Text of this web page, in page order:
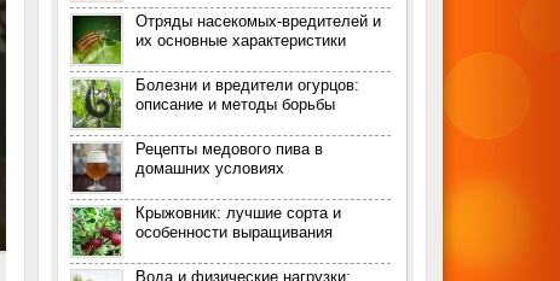
Отряды насекомых-вредителей и
их основные характеристики
Болезни и вредители огурцов:
описание и методы борьбы
Рецепты медового пива в
домашних условиях
Крыжовник: лучшие сорта и
особенности выращивания
Вода и физические нагрузки: